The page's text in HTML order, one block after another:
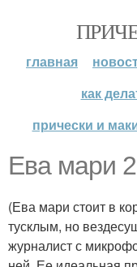
главная
как
прически и
Ева мари
(Ева мари стоит в
тусклым, но
журналист с